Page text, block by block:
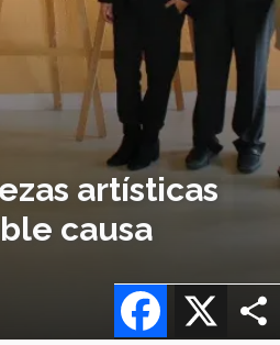
artísticas
causa
X
Facebook